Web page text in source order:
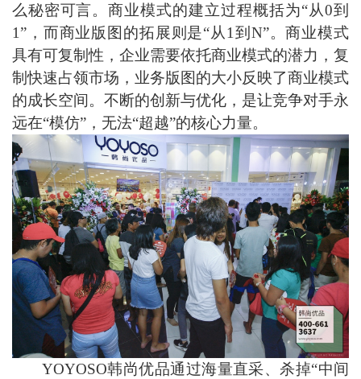
么秘密可言。 商业模式的建立过程概括为“从0到
1”，而商业版图的拓展则是“从1到N”。商业模式
具有可复制性，企业需要依托商业模式的潜力， 复
制快速占领市场，业务版图的大小反映了商业模式
的成长空间。不断的创新与优化，是让竞争对手永
远在“模仿”，无法“超越”的核心力量。
YOYOSO韩尚优品通过海量直采、杀掉“中间